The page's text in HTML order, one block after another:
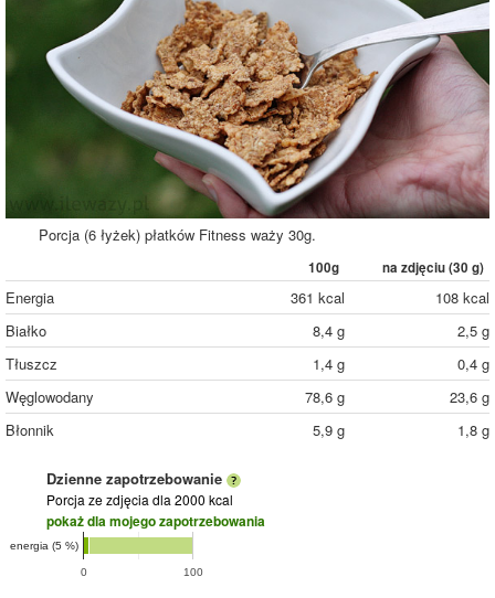
O stronie
Kontakt
Porcja (6 łyżek) płatków Fitness waży 30g.
100g na zdjęciu (30 g)
Energia 361 kcal
108 kcal
Białko
8,4 g
2,5 g
Tłuszcz
1,4 g
0,4 g
Węglowodany
78,6 g
23,6 g
Błonnik
5,9 g 1,8 g
Dzienne zapotrzebowanie
Porcja ze zdjęcia dla 2000 kcal
pokaż dla mojego zapotrzebowania
0 100
energia (5 %)